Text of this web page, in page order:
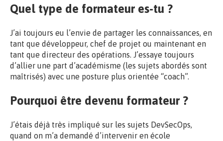
Quel type de formateur es-tu ?
J’ai toujours eu l’envie de partager les connaissances, en
tant que développeur, chef de projet ou maintenant en
tant que directeur des opérations. J’essaye toujours
d’allier une part d’académisme (les sujets abordés sont
maîtrisés) avec une posture plus orientée “coach”.
Pourquoi être devenu formateur ?
J’étais déjà très impliqué sur les sujets DevSecOps,
quand on m’a demandé d’intervenir en école